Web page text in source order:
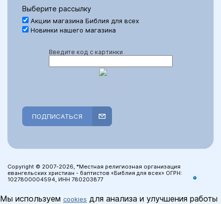
Выберите рассылку
Акции магазина Библия для всех
Новинки нашего магазина
Введите код с картинки
ПОДПИСАТЬСЯ
Copyright © 2007-2026, *Местная религиозная организация
евангельских христиан - баптистов «Библия для всех» ОГРН:
1027800004594, ИНН 780203877
Мы используем cookies для анализа и улучшения работы